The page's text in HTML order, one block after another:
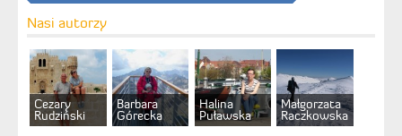
Nasi autorzy
Cezary
Rudziński
Barbara
Górecka
Halina
Puławska
Małgorzata
Raczkowska